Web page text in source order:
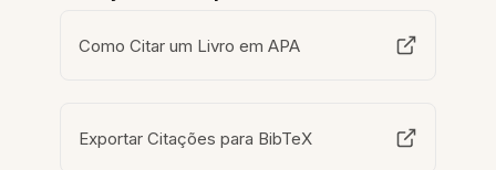
Como Citar um Livro em APA
Exportar Citações para BibTeX